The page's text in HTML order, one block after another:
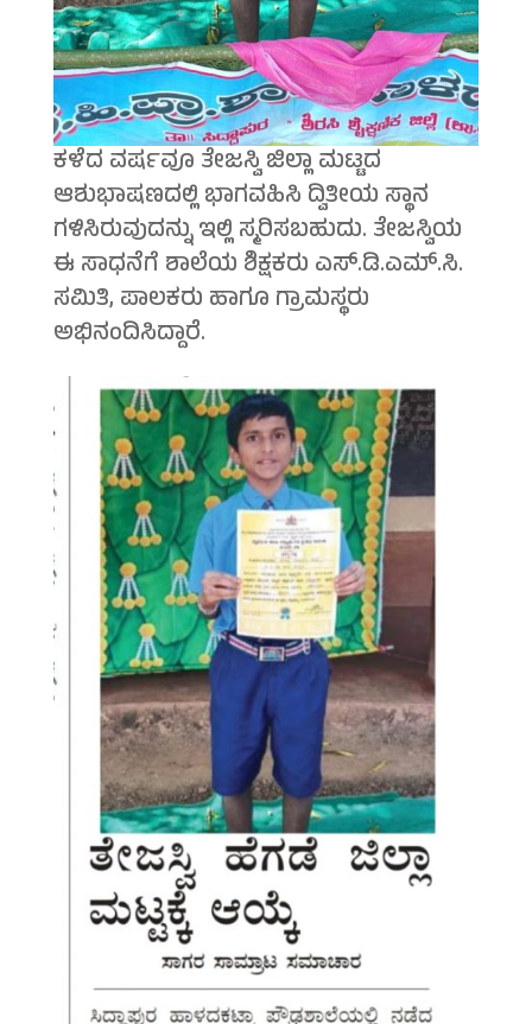
ಕಳೆದ ವರ್ಷವೂ ತೇಜಸ್ವಿ ಜಿಲ್ಲಾ ಮಟ್ಟದ
ಆಶುಭಾಷಣದಲ್ಲಿ ಭಾಗವಹಿಸಿ ದ್ವಿತೀಯ ಸ್ಥಾನ
ಗಳಿಸಿರುವುದನ್ನು ಇಲ್ಲಿ ಸ್ಮರಿಸಬಹುದು. ತೇಜಸ್ವಿಯ
ಈ ಸಾಧನೆಗೆ ಶಾಲೆಯ ಶಿಕ್ಷಕರು ಎಸ್.ಡಿ.ಎಮ್.ಸಿ.
ಸಮಿತಿ, ಪಾಲಕರು ಹಾಗೂ ಗ್ರಾಮಸ್ಥರು
ಅಭಿನಂದಿಸಿದ್ದಾರೆ.